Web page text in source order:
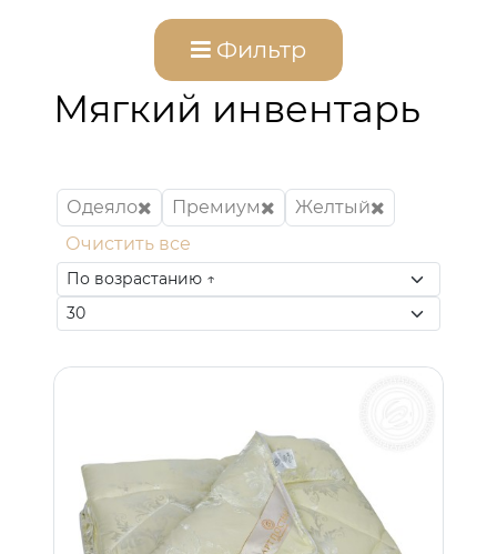
Фильтр
Мягкий инвентарь
Одеяло Премиум
Желтый
Очистить все